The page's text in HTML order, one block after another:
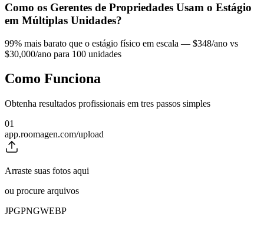
Como os Gerentes de Propriedades Usam o Estágio
em Múltiplas Unidades?
99% mais barato que o estágio físico em escala — $348/ano vs
$30,000/ano para 100 unidades
Como Funciona
Obtenha resultados profissionais em tres passos simples
01
app.roomagen.com/upload
Arraste suas fotos aqui
ou procure arquivos
JPGPNGWEBP